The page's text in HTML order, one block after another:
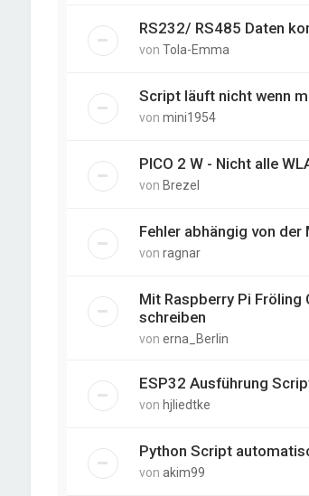
RS232/ RS485 Daten
von Tola-Emma
Script läuft nicht wenn
von mini1954
PICO 2 W - Nicht alle
von Brezel
Fehler abhängig von
von ragnar
Mit Raspberry Pi Fröling
schreiben
von erna_Berlin
ESP32 Ausführung
von hjliedtke
Python Script
von akim99